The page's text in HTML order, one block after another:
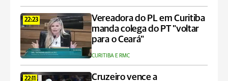
22:23
Vereadora do PL em Curitiba
manda colega do PT "voltar
para o Ceará"
CURITIBA E RMC
22:11
Cruzeiro vence a